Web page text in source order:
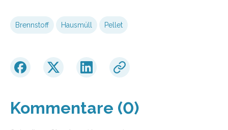
Brennstoff Hausmüll Pellet
Kommentare (0)